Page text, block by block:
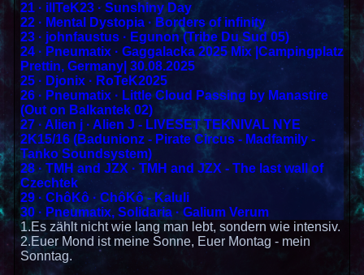
21 · illTeK23 · Sunshiny Day
22 · Mental Dystopia · Borders of infinity
23 · johnfaustus · Egunon (Tribe Du Sud 05)
24 · Pneumatix · Gaggalacka 2025 Mix |Campingplatz
Prettin, Germany| 30.08.2025
25 · Djonix · RoTeK2025
26 · Pneumatix · Little Cloud Passing by Manastire
(Out on Balkantek 02)
27 · Alien j · Alien J - LIVESET TEKNIVAL NYE
2K15/16 (Badunionz - Pirate Circus - Madfamily -
Tanko Soundsystem)
28 · TMH and JZX · TMH and JZX - The last wall of
Czechtek
29 · ChôKô · ChôKô - Kaluli
30 · Pneumatix, Solidaria · Galium Verum
1.Es zählt nicht wie lang man lebt, sondern wie intensiv.
2.Euer Mond ist meine Sonne, Euer Montag - mein
Sonntag.